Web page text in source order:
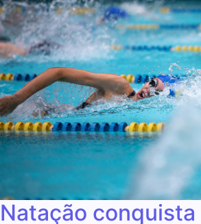
Natação